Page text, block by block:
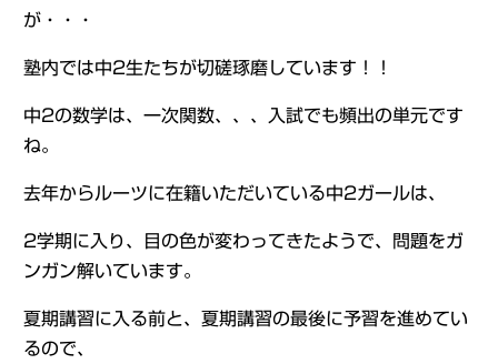
が・・・
塾内では中2生たちが切磋琢磨しています！！
中2の数学は、一次関数、、、入試でも頻出の単元です
ね。
去年からルーツに在籍いただいている中2ガールは、
2学期に入り、目の色が変わってきたようで、問題をガ
ンガン解いています。
夏期講習に入る前と、夏期講習の最後に予習を進めてい
るので、